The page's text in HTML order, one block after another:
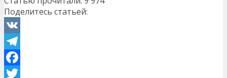
Поделитесь статьей:
VK
Telegram
Facebook